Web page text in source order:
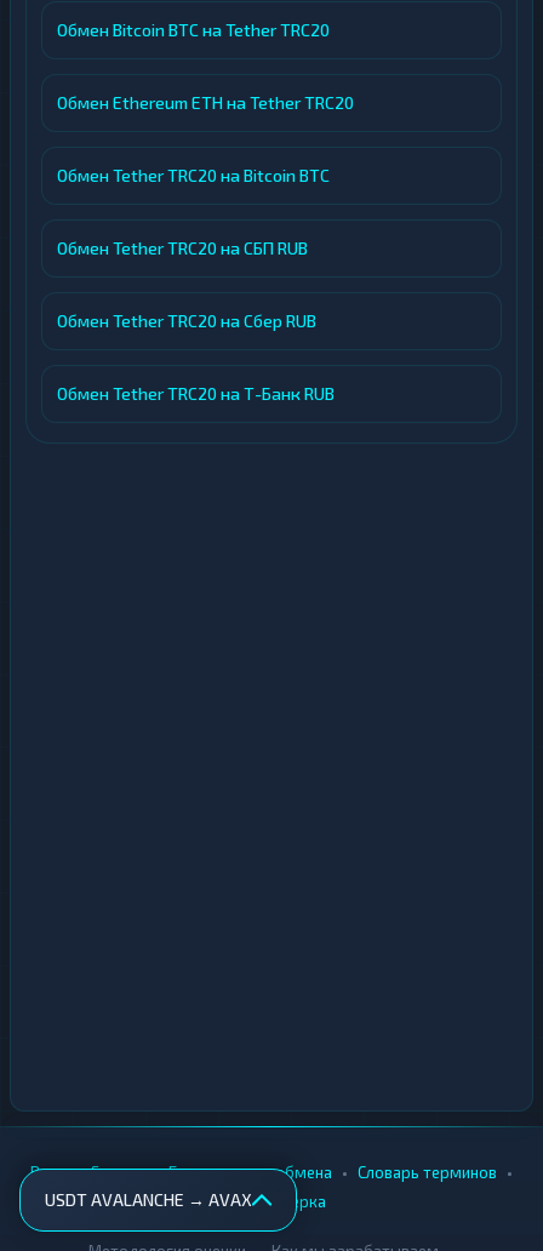
Обмен Bitcoin BTC на Tether TRC20
Обмен Ethereum ETH на Tether TRC20
Обмен Tether TRC20 на Bitcoin BTC
Обмен Tether TRC20 на СБП RUB
Обмен Tether TRC20 на Сбер RUB
Обмен Tether TRC20 на Т-Банк RUB
USDT AVALANCHE → AVAX
Вики • Города • Безопасность обмена • Словарь терминов •
AML-проверка